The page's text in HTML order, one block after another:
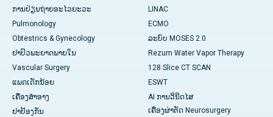
ການປ່ຽນຖ່າຍອະໄວຍະວະ
Pulmonology
Obtestrics & Gynecology
ຢາ​ປົວ​ພະ​ຍາດ​ພາຍ​ໃນ
Vascular Surgery
ແພດເດັກນ້ອຍ
ເຄື່ອງສໍາອາງ
ຢາປ້ອງກັນ
LINAC
ECMO
ລະບົບ MOSES 2.0
Rezum Water Vapor Therapy
128 Slice CT SCAN
ESWT
AI ການວິນິດໄສ
ເຄື່ອງຜ່າຕັດ Neurosurgery